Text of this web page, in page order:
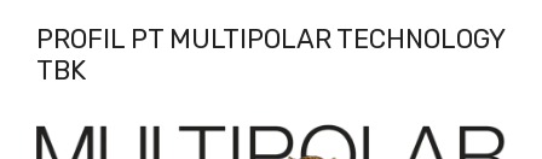
PROFIL PT MULTIPOLAR TECHNOLOGY
TBK